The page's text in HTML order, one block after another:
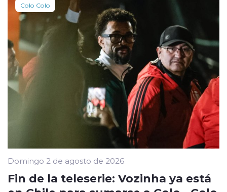
Colo Colo
Domingo 2 de agosto de 2026
Fin de la teleserie: Vozinha ya está